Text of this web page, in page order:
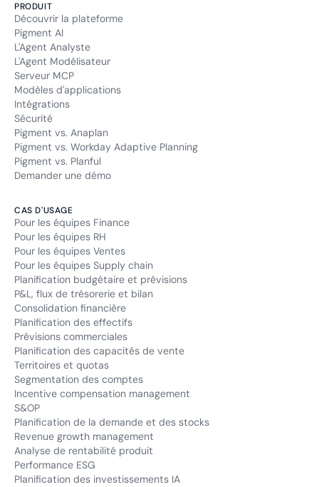
PRODUIT
Découvrir la plateforme
Pigment AI
L'Agent Analyste
L'Agent Modélisateur
Serveur MCP
Modèles d'applications
Intégrations
Sécurité
Pigment vs. Anaplan
Pigment vs. Workday Adaptive Planning
Pigment vs. Planful
Demander une démo
CAS D'USAGE
Pour les équipes Finance
Pour les équipes RH
Pour les équipes Ventes
Pour les équipes Supply chain
Planification budgétaire et prévisions
P&L, flux de trésorerie et bilan
Consolidation financière
Planification des effectifs
Prévisions commerciales
Planification des capacités de vente
Territoires et quotas
Segmentation des comptes
Incentive compensation management
S&OP
Planification de la demande et des stocks
Revenue growth management
Analyse de rentabilité produit
Performance ESG
Planification des investissements IA